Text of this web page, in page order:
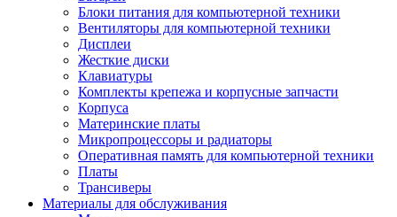
Блоки питания для компьютерной техники
Вентиляторы для компьютерной техники
Дисплеи
Жесткие диски
Клавиатуры
Комплекты крепежа и корпусные запчасти
Корпуса
Материнские платы
Микропроцессоры и радиаторы
Оперативная память для компьютерной техники
Платы
Трансиверы
Материалы для обслуживания